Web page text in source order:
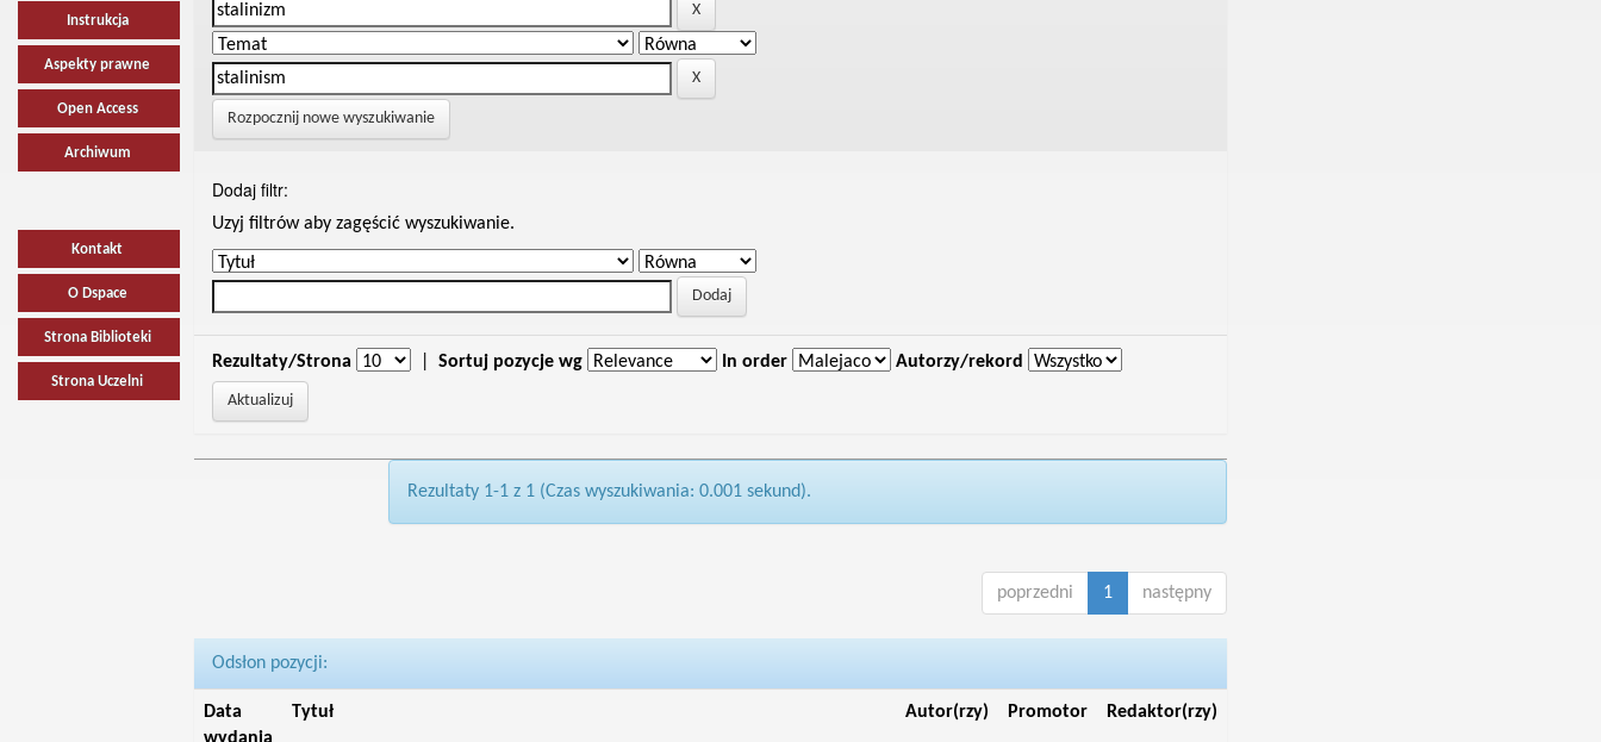
Instrukcja
Aspekty prawne
Open Access
Archiwum
Kontakt
O Dspace
Strona Biblioteki
Strona Uczelni
Rozpocznij nowe wyszukiwanie
Dodaj filtr:
Uzyj filtrów aby zagęścić wyszukiwanie.
Rezultaty/Strona Sortuj pozycje wg In order Autorzy/rekord
Rezultaty 1-1 z 1 (Czas wyszukiwania: 0.001 sekund).
poprzedni 1 następny
Odsłon pozycji:
Data
Tytuł Autor(rzy) Promotor Redaktor(rzy)